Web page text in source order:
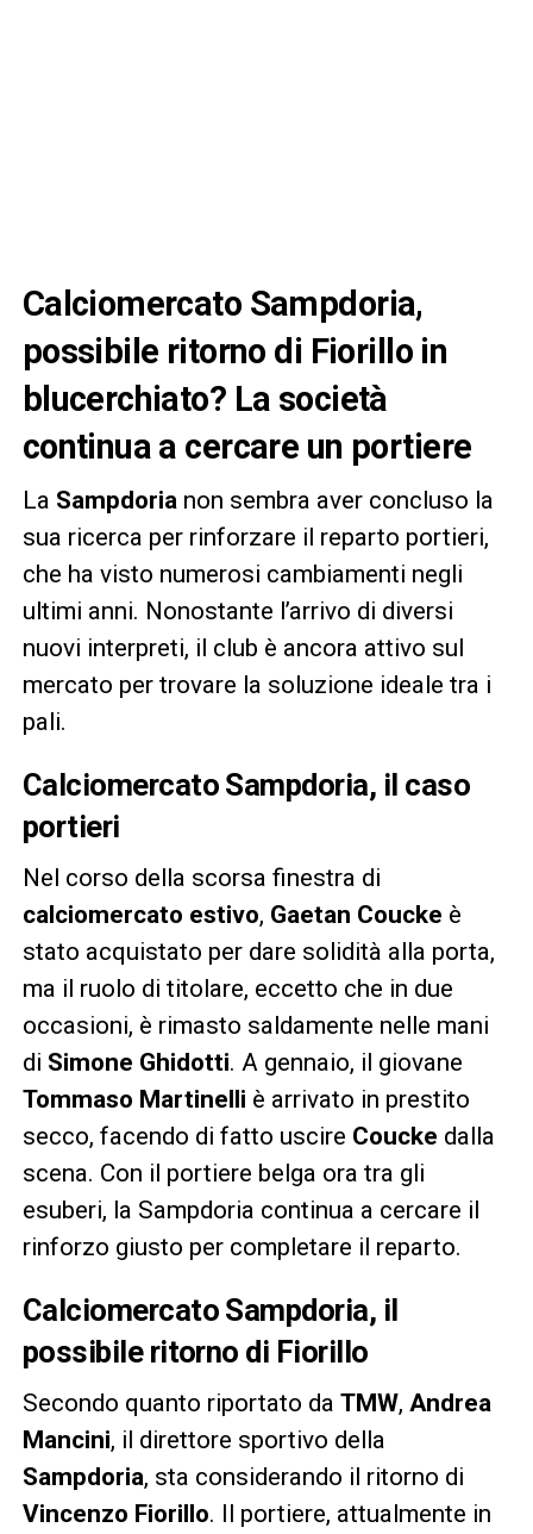
Calciomercato Sampdoria,
possibile ritorno di Fiorillo in
blucerchiato? La società
continua a cercare un portiere
La Sampdorianon sembra aver concluso la
sua ricerca per rinforzare il reparto portieri,
che ha visto numerosi cambiamenti negli
ultimi anni. Nonostante l’arrivo di diversi
nuovi interpreti, il club è ancora attivo sul
mercato per trovare la soluzione ideale tra i
pali.
Calciomercato Sampdoria, il caso
portieri
Nel corso della scorsa finestra di
calciomercato estivo, Gaetan Coucke è
stato acquistato per dare solidità alla porta,
ma il ruolo di titolare, eccetto che in due
occasioni, è rimasto saldamente nelle mani
di Simone Ghidotti. A gennaio, il giovane
Tommaso Martinelli è arrivato in prestito
secco, facendo di fatto uscire Coucke dalla
scena. Con il portiere belga ora tra gli
esuberi, la Sampdoria continua a cercare il
rinforzo giusto per completare il reparto.
Calciomercato Sampdoria, il
possibile ritorno di Fiorillo
Secondo quanto riportato da TMW, Andrea
Mancini, il direttore sportivo della
Sampdoria, sta considerando il ritorno di
Vincenzo Fiorillo. Il portiere, attualmente in